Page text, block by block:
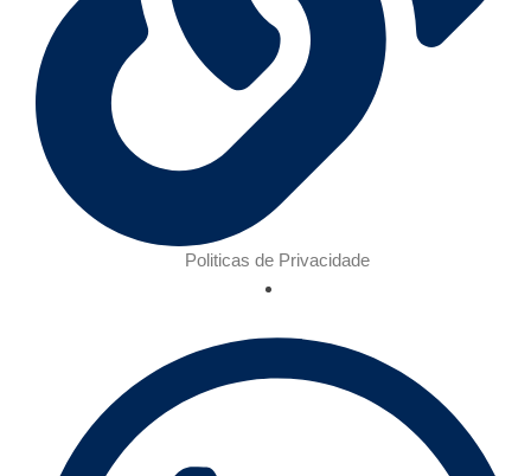
Politicas de Privacidade